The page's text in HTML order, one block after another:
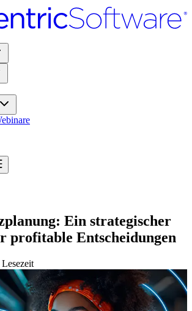
Ein strategischer
profitable Entscheidungen